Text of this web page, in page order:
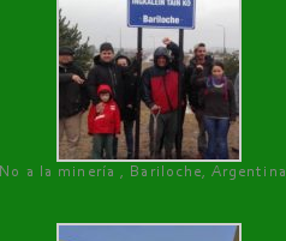
No a la minería , Bariloche, Argentina